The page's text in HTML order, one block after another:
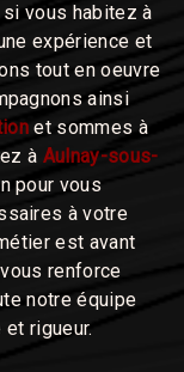
si vous habitez à
expérience et
tout en oeuvre
ainsi
et sommes à
à Aulnay-sous-
pour vous
à votre
est avant
renforce
notre équipe
rigueur.